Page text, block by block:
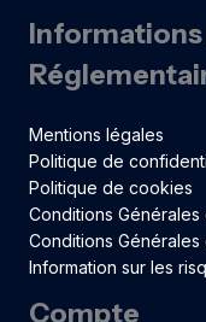
Informations
Mentions légales
Politique de
Politique de cookies
Conditions Générales
Conditions Générales
Information sur les
Compte